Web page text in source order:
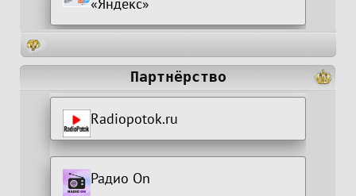
Партнёрство
Radiopotok.ru
Радио On